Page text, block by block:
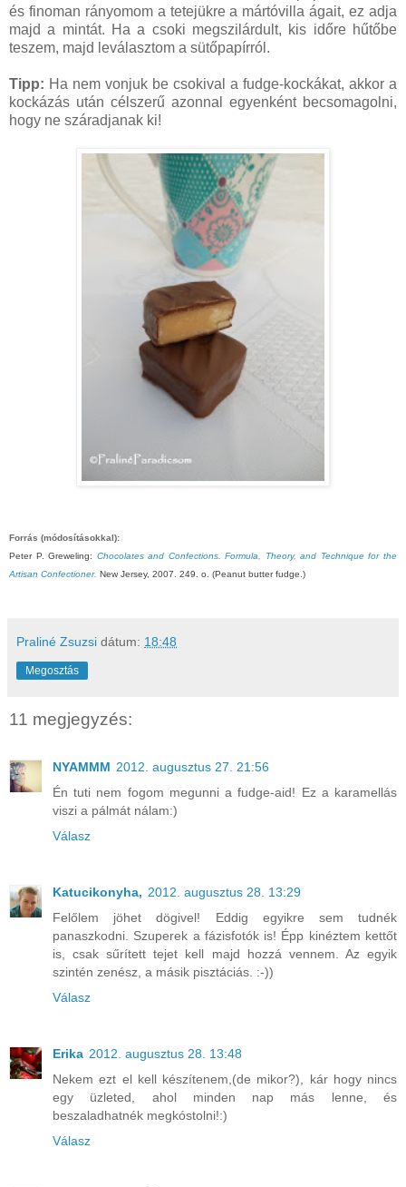
és finoman rányomom a tetejükre a mártóvilla ágait, ez adja
majd a mintát. Ha a csoki megszilárdult, kis időre hűtőbe
teszem, majd leválasztom a sütőpapírról.
Tipp: Ha nem vonjuk be csokival a fudge-kockákat, akkor a
kockázás után célszerű azonnal egyenként becsomagolni,
hogy ne száradjanak ki!
Forrás (módosításokkal):
Peter P. Greweling: Chocolates and Confections. Formula, Theory, and Technique for the
Artisan Confectioner. New Jersey, 2007. 249. o. (Peanut butter fudge.)
Praliné Zsuzsi dátum: 18:48
Megosztás
11 megjegyzés:
NYAMMM 2012. augusztus 27. 21:56
Én tuti nem fogom megunni a fudge-aid! Ez a karamellás
viszi a pálmát nálam:)
Válasz
Katucikonyha, 2012. augusztus 28. 13:29
Felőlem jöhet dögivel! Eddig egyikre sem tudnék
panaszkodni. Szuperek a fázisfotók is! Épp kinéztem kettőt
is, csak sűrített tejet kell majd hozzá vennem. Az egyik
szintén zenész, a másik pisztáciás. :-))
Válasz
Erika 2012. augusztus 28. 13:48
Nekem ezt el kell készítenem,(de mikor?), kár hogy nincs
egy üzleted, ahol minden nap más lenne, és
beszaladhatnék megkóstolni!:)
Válasz